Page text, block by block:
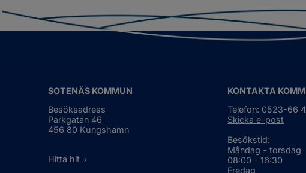
SOTENÄS KOMMUN
Besöksadress
Parkgatan 46
456 80 Kungshamn
Hitta hit
KONTAKTA
Telefon: 0523-66
Skicka e-post
Besökstid:
Måndag - torsdag
08:00 - 16:30
Fredag